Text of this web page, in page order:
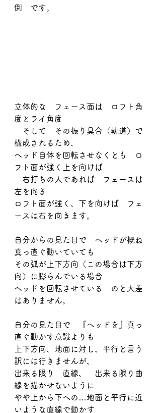
倒　です。
立体的な　フェース面は　ロフト角
度とライ角度
そして　その振り具合（軌道）で
構成されるため、
ヘッド自体を回転させなくとも　ロ
フト面が強く上を向けば
右打ちの人であれば　フェースは
左を向き
ロフト面が強く、下を向けば　フェ
ースは右を向きます。
自分からの見た目で　ヘッドが概ね
真っ直ぐ動いていても
その弧が上下方向（この場合は下方
向）に膨らんでいる場合
ヘッドを回転させている　のと大差
はありません。
自分の見た目で　『ヘッドを』真っ
直ぐ動かす意識よりも
上下方向、地面に対し、平行と言う
訳には行きませんが、
出来る限り　直線、　出来る限り曲
線を描かせないように
やや上から下への…地面と平行に近
いような直線で動かす